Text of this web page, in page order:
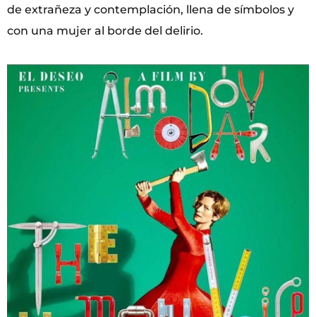
de extrañeza y contemplación, llena de símbolos y
con una mujer al borde del delirio.